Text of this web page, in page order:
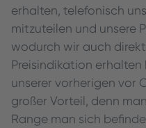
erhalten, telefonisch
mitzuteilen und unsere
wodurch wir auch
Preisindikation erhalten
unserer vorherigen vor
großer Vorteil, denn
Range man sich